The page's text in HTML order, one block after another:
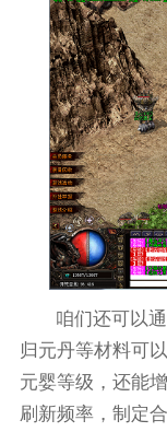
咱们还可以
归元丹等材料可
元婴等级，还能
刷新频率，制定